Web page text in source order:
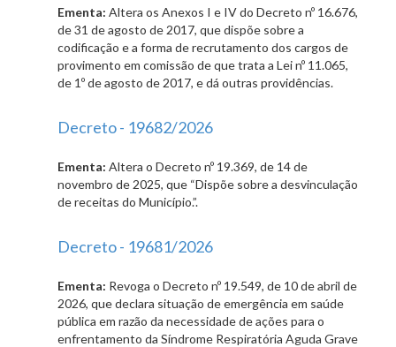
Ementa: Altera os Anexos I e IV do Decreto nº 16.676,
de 31 de agosto de 2017, que dispõe sobre a
codificação e a forma de recrutamento dos cargos de
provimento em comissão de que trata a Lei nº 11.065,
de 1º de agosto de 2017, e dá outras providências.
Decreto - 19682/2026
Ementa: Altera o Decreto nº 19.369, de 14 de
novembro de 2025, que “Dispõe sobre a desvinculação
de receitas do Município.”.
Decreto - 19681/2026
Ementa: Revoga o Decreto nº 19.549, de 10 de abril de
2026, que declara situação de emergência em saúde
pública em razão da necessidade de ações para o
enfrentamento da Síndrome Respiratória Aguda Grave